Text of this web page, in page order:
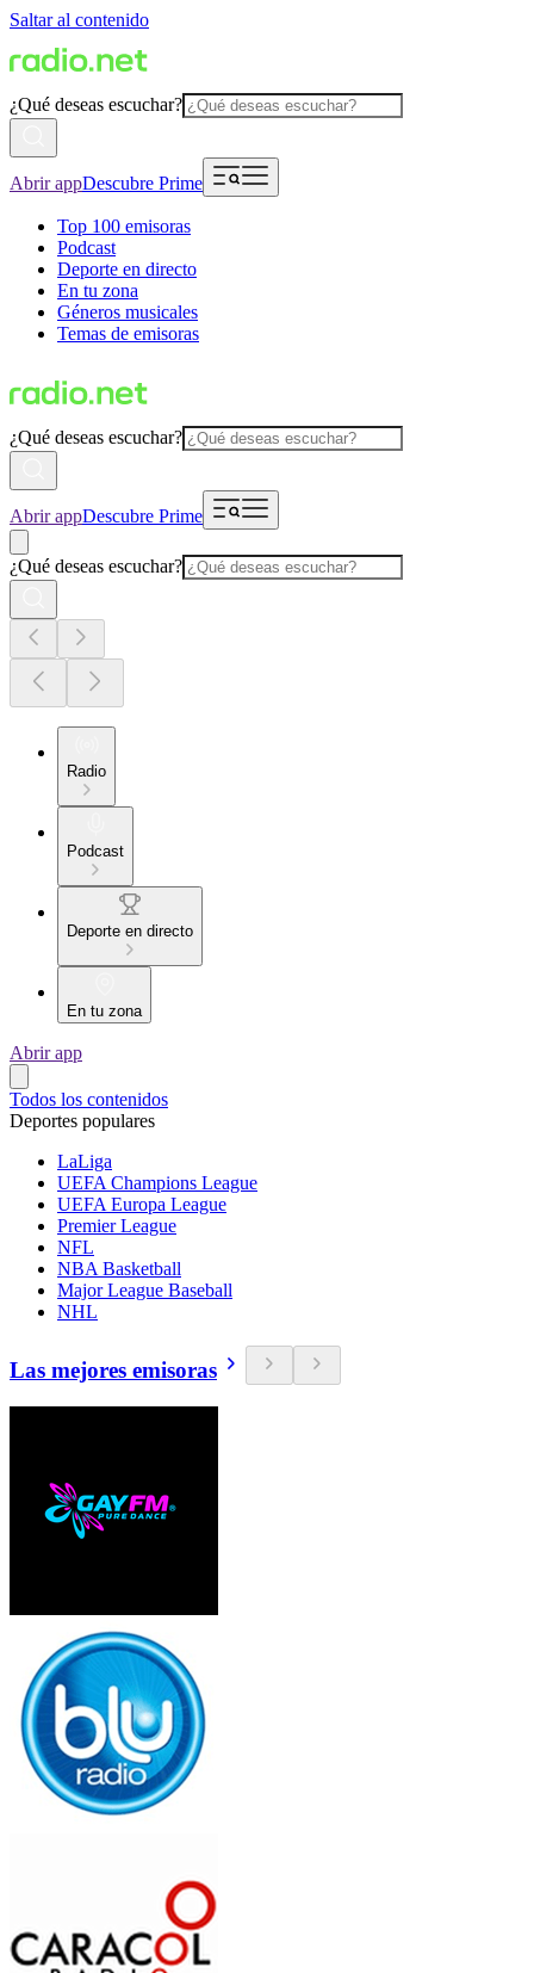
Saltar al contenido
¿Qué deseas escuchar?
Abrir appDescubre Prime
Top 100 emisoras
Podcast
Deporte en directo
En tu zona
Géneros musicales
Temas de emisoras
¿Qué deseas escuchar?
Abrir appDescubre Prime
¿Qué deseas escuchar?
Radio
Podcast
Deporte en directo
En tu zona
Abrir app
Todos los contenidos
Deportes populares
LaLiga
UEFA Champions League
UEFA Europa League
Premier League
NFL
NBA Basketball
Major League Baseball
NHL
Las mejores emisoras